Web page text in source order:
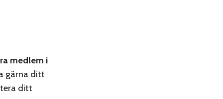
medlem i
gärna ditt
ditt